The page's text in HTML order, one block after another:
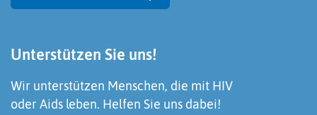
Unterstützen Sie uns!
Wir unterstützen Menschen, die mit HIV
oder Aids leben. Helfen Sie uns dabei!